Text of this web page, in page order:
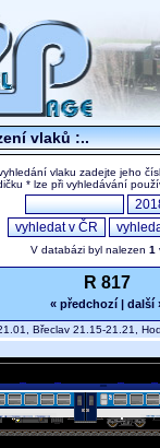
vlaků :..
vlaku zadejte jeho
* lze při vyhledávání
V databázi byl nalezen 1
R 817
« předchozí| další
Břeclav 21.15-21.21,